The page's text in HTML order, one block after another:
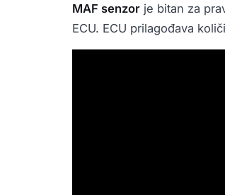
MAF senzor je bitan za
ECU. ECU prilagođava